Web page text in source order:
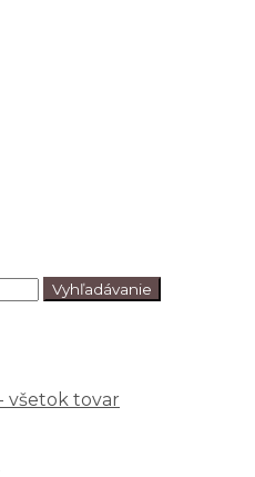
Vyhľadávanie
všetok tovar